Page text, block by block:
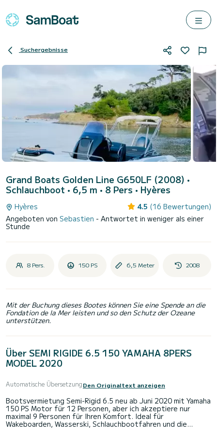
Suchergebnisse
Grand Boats Golden Line G650LF (2008) •
Schlauchboot • 6,5 m • 8 Pers • Hyères
Hyères 4.5 (16 Bewertungen)
Angeboten von Sebastien - Antwortet in weniger als einer
Stunde
8 Pers. 150 PS 6,5 Meter 2008
Mit der Buchung dieses Bootes können Sie eine Spende an die
Fondation de la Mer leisten und so den Schutz der Ozeane
unterstützen.
Über SEMI RIGIDE 6.5 150 YAMAHA 8PERS
MODEL 2020
Automatische ÜbersetzungDen Originaltext anzeigen
Bootsvermietung Semi-Rigid 6.5 neu ab Juni 2020 mit Yamaha
150 PS Motor für 12 Personen, aber ich akzeptiere nur
maximal 9 Personen für Ihren Komfort. Ideal für
Wakeboarden, Wasserski, Schlauchbootfahren und die